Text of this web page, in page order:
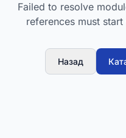
Failed to resolve
references must
Назад